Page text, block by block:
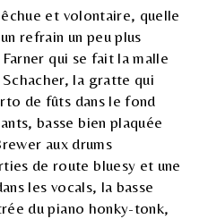
et volontaire, quelle
refrain un peu plus
qui se fait la malle
la gratte qui
de fûts dans le fond
basse bien plaquée
aux drums
de route bluesy et une
les vocals, la basse
du piano honky-tonk,